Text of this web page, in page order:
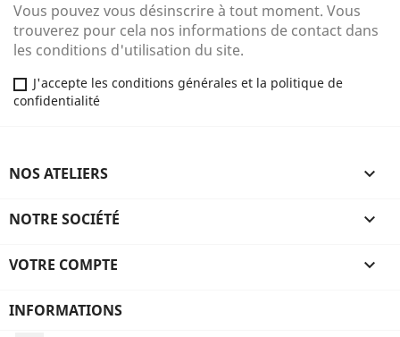
Vous pouvez vous désinscrire à tout moment. Vous
trouverez pour cela nos informations de contact dans
les conditions d'utilisation du site.
J'accepte les conditions générales et la politique de
confidentialité
NOS ATELIERS 
NOTRE SOCIÉTÉ 
VOTRE COMPTE 
INFORMATIONS